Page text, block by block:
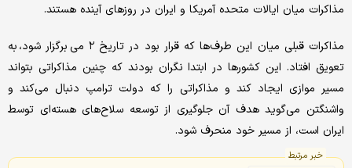
مذاکرات میان ایالات متحده آمریکا و ایران در روزهای آینده هستند.
مذاکرات قبلی میان این طرف‌ها که قرار بود در تاریخ ۲ می برگزار شود، به
تعویق افتاد. این کشورها در ابتدا نگران بودند که چنین مذاکراتی بتواند
مسیر موازی ایجاد کند و مذاکراتی را که دولت ترامپ دنبال می‌کند و
واشنگتن می‌گوید هدف آن جلوگیری از توسعه سلاح‌های هسته‌ای توسط
ایران است، از مسیر خود منحرف شود.
خبر مرتبط